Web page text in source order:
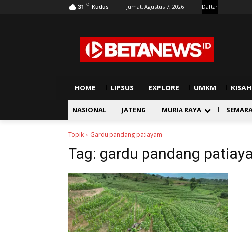
31 C Kudus Jumat, Agustus 7, 2026 Daftar
HOME LIPSUS EXPLORE UMKM KISAH
NASIONAL JATENG MURIA RAYA
Topik Gardu pandang patiayam
Tag: gardu pandang